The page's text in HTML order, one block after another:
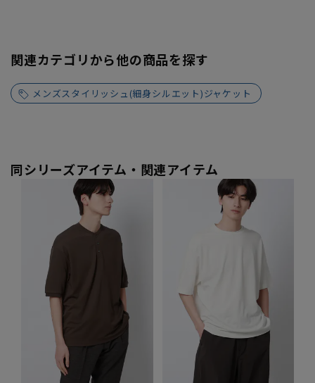
関連カテゴリから他の商品を探す
メンズスタイリッシュ(細身シルエット)ジャケット
同シリーズアイテム・関連アイテム